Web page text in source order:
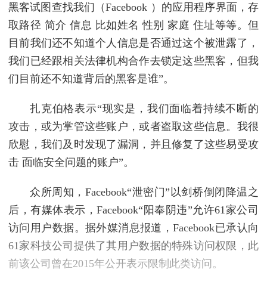
黑客试图查找我们（Facebook ）的应用程序界面，存
取路径 简介 信息 比如姓名 性别 家庭 住址等等。但
目前我们还不知道个人信息是否通过这个被泄露了，
我们已经跟相关法律机构合作去锁定这些黑客，但我
们目前还不知道背后的黑客是谁”。
扎克伯格表示“现实是，我们面临着持续不断的
攻击，或为掌管这些账户，或者盗取这些信息。我很
欣慰，我们及时发现了漏洞，并且修复了这些易受攻
击 面临安全问题的账户”。
众所周知，Facebook“泄密门”以剑桥倒闭降温之
后，有媒体表示，Facebook“阳奉阴违”允许61家公司
访问用户数据。据外媒消息报道，Facebook已承认向
61家科技公司提供了其用户数据的特殊访问权限，此
前该公司曾在2015年公开表示限制此类访问。